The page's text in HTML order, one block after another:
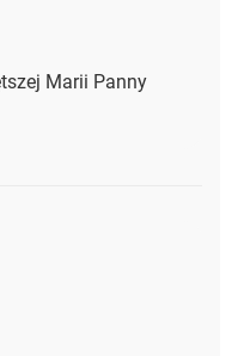
Marii Panny